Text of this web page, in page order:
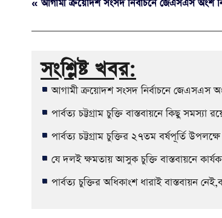
« আগামী ক্রয়োদশ সংসদ নির্বাচনে জেএসএস অংশ
সংশ্লিষ্ট খবর:
আগামী ক্রয়োদশ সংসদ নির্বাচনে জেএসএস
পার্বত্য চট্টগ্রাম চুক্তি বাস্তবায়নে কিছু সমস্যা
পার্বত্য চট্টগ্রাম চুক্তির ২৭তম বর্ষপূর্তি
যে দলই ক্ষমতায় আসুক চুক্তি বাস্তবায়নে
পার্বত্য চুক্তির অধিকাংশ ধারাই বাস্তবায়ন